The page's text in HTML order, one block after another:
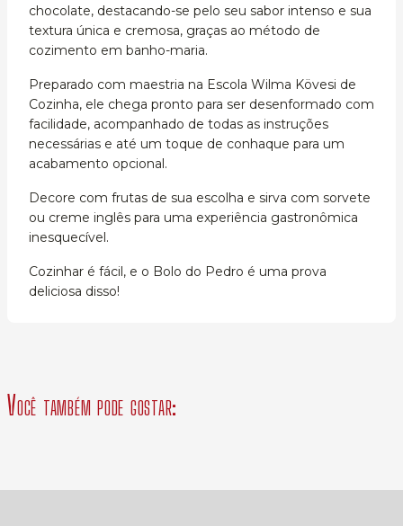
chocolate, destacando-se pelo seu sabor intenso e sua
textura única e cremosa, graças ao método de
cozimento em banho-maria.
Preparado com maestria na Escola Wilma Kövesi de
Cozinha, ele chega pronto para ser desenformado com
facilidade, acompanhado de todas as instruções
necessárias e até um toque de conhaque para um
acabamento opcional.
Decore com frutas de sua escolha e sirva com sorvete
ou creme inglês para uma experiência gastronômica
inesquecível.
Cozinhar é fácil, e o Bolo do Pedro é uma prova
deliciosa disso!
Você também pode gostar: